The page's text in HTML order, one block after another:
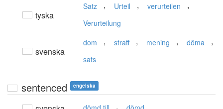
tyska
Satz , Urteil , verurteilen ,
Verurteilung
svenska
dom , straff , mening , döma ,
sats
sentenced engelska
,